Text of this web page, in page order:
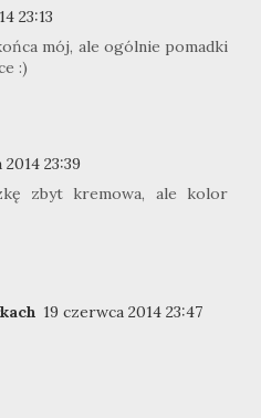
23:13
mój, ale ogólnie pomadki
:)
23:39
zbyt kremowa, ale kolor
19 czerwca 2014 23:47